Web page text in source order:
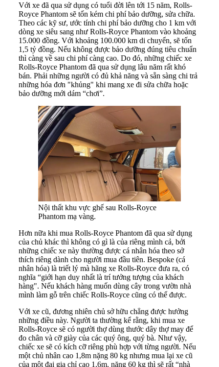
Với xe đã qua sử dụng có tuổi đời lên tới 15 năm, Rolls-
Royce Phantom sẽ tốn kém chi phí bảo dưỡng, sửa chữa.
Theo các kỹ sư, ước tính chi phí bảo dưỡng cho 1 km với
dòng xe siêu sang như Rolls-Royce Phantom vào khoảng
15.000 đồng. Với khoảng 100.000 km di chuyển, sẽ tốn
1,5 tỷ đồng. Nếu không được bảo dưỡng đúng tiêu chuẩn
thì càng về sau chi phí càng cao. Do đó, những chiếc xe
Rolls-Royce Phantom đã qua sử dụng lâu năm rất khó
bán. Phải những người có đủ khả năng và sẵn sàng chi trả
những hóa đơn "khủng" khi mang xe đi sửa chữa hoặc
bảo dưỡng mới dám “chơi”.
Nội thất khu vực ghế sau Rolls-Royce
Phantom mạ vàng.
Hơn nữa khi mua Rolls-Royce Phantom đã qua sử dụng
của chủ khác thì không có gì là của riêng mình cả, bởi
những chiếc xe này thường được cá nhân hóa theo sở
thích riêng dành cho người mua đầu tiên. Bespoke (cá
nhân hóa) là triết lý mà hãng xe Rolls-Royce đưa ra, có
nghĩa “giới hạn duy nhất là trí tưởng tượng của khách
hàng". Nếu khách hàng muốn dùng cây trong vườn nhà
mình làm gỗ trên chiếc Rolls-Royce cũng có thể được.
Với xe cũ, đương nhiên chủ sở hữu chẳng được hưởng
những điều này. Người ta thường kể rằng, khi mua xe
Rolls-Royce sẽ có người thợ dùng thước dây thợ may để
đo chân và cỡ giày của các quý ông, quý bà. Như vậy,
chiếc xe sẽ có kích cỡ riêng phù hợp với từng người. Nếu
một chủ nhân cao 1,8m nặng 80 kg nhưng mua lại xe cũ
của một đại gia chỉ cao 1,6m, nặng 60 kg thì sẽ rất “nhà